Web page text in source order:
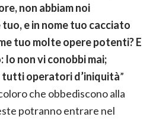
non abbiam noi
e in nome tuo cacciato
tuo molte opere potenti? E
non vi conobbi mai;
operatori d’iniquità”
che obbediscono alla
potranno entrare nel